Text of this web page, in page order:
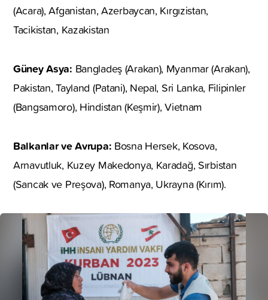
(Acara), Afganistan, Azerbaycan, Kırgızistan,
Tacikistan, Kazakistan
Güney Asya: Bangladeş (Arakan), Myanmar (Arakan),
Pakistan, Tayland (Patani), Nepal, Sri Lanka, Filipinler
(Bangsamoro), Hindistan (Keşmir), Vietnam
Balkanlar ve Avrupa: Bosna Hersek, Kosova,
Arnavutluk, Kuzey Makedonya, Karadağ, Sırbistan
(Sancak ve Preşova), Romanya, Ukrayna (Kırım).